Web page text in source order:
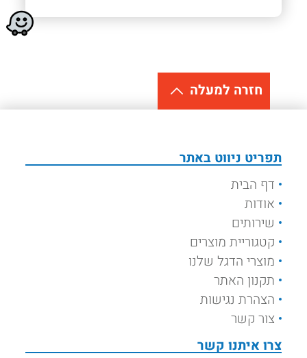
חזרה למעלה
תפריט ניווט באתר
דף הבית
אודות
שירותים
קטגוריית מוצרים
מוצרי הדגל שלנו
תקנון האתר
הצהרת נגישות
צור קשר
צרו איתנו קשר